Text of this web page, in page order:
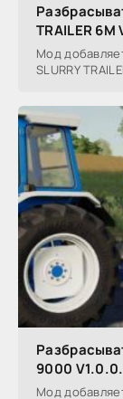
TRAILER
Мод
SLURRY
9000
Мод